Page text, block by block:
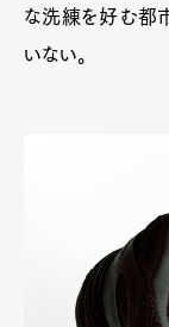
な洗練を好む都
いない。